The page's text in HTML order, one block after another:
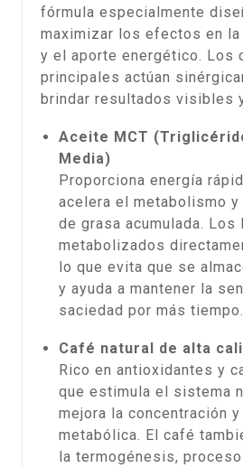
fórmula especialmente
maximizar los efectos en la
y el aporte energético. Los
principales actúan
brindar resultados visibles
Aceite MCT
Media)
Proporciona energía
acelera el metabolismo
de grasa acumulada. Los
metabolizados
lo que evita que se
y ayuda a mantener la
saciedad por más tiempo.
Café natural de alta
Rico en antioxidantes y
que estimula el sistema
mejora la concentración
metabólica. El café
la termogénesis,